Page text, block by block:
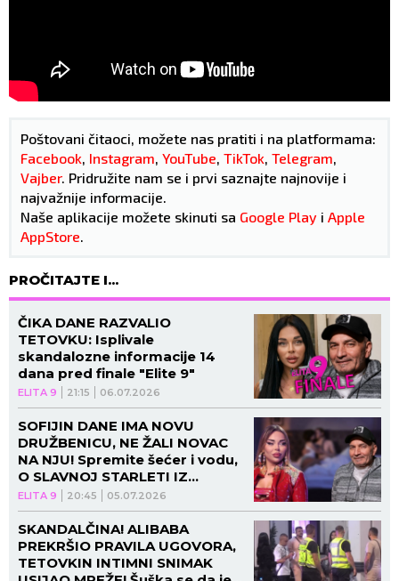
Poštovani čitaoci, možete nas pratiti i na platformama:
Facebook, Instagram, YouTube, TikTok, Telegram,
Vajber. Pridružite nam se i prvi saznajte najnovije i
najvažnije informacije.
Naše aplikacije možete skinuti sa Google Play i Apple
AppStore.
PROČITAJTE I...
ELITA 9 21:15 06.07.2026
ČIKA DANE RAZVALIO
TETOVKU: Isplivale
skandalozne informacije 14
dana pred finale "Elite 9"
ELITA 9 20:45 05.07.2026
SOFIJIN DANE IMA NOVU
DRUŽBENICU, NE ŽALI NOVAC
NA NJU! Spremite šećer i vodu,
O SLAVNOJ STARLETI IZ
RIJALITIJA JE REČ!
SKANDALČINA! ALIBABA
PREKRŠIO PRAVILA UGOVORA,
TETOVKIN INTIMNI SNIMAK